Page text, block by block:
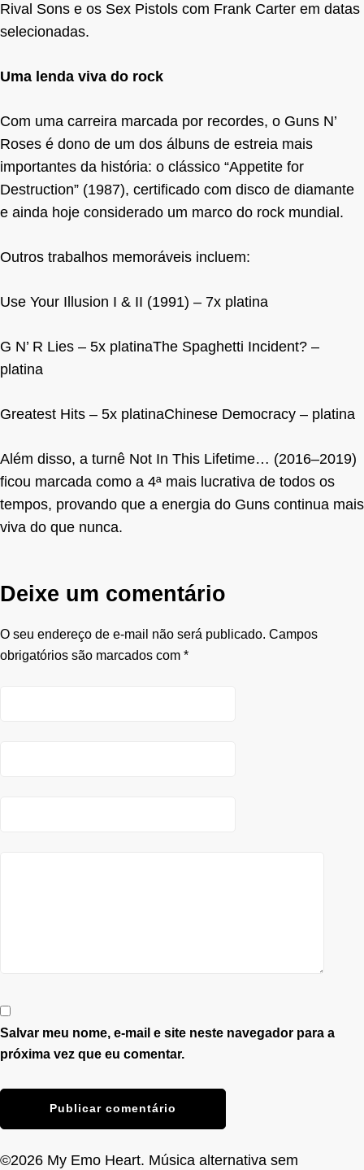
Rival Sons e os Sex Pistols com Frank Carter em datas
selecionadas.
Uma lenda viva do rock
Com uma carreira marcada por recordes, o Guns N’
Roses é dono de um dos álbuns de estreia mais
importantes da história: o clássico “Appetite for
Destruction” (1987), certificado com disco de diamante
e ainda hoje considerado um marco do rock mundial.
Outros trabalhos memoráveis incluem:
Use Your Illusion I & II (1991) – 7x platina
G N’ R Lies – 5x platinaThe Spaghetti Incident? –
platina
Greatest Hits – 5x platinaChinese Democracy – platina
Além disso, a turnê Not In This Lifetime… (2016–2019)
ficou marcada como a 4ª mais lucrativa de todos os
tempos, provando que a energia do Guns continua mais
viva do que nunca.
Deixe um comentário
O seu endereço de e-mail não será publicado. Campos
obrigatórios são marcados com *
Salvar meu nome, e-mail e site neste navegador para a
próxima vez que eu comentar.
Publicar comentário
©2026 My Emo Heart. Música alternativa sem